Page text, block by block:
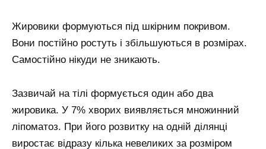
Жировики формуються під шкірним покривом.
Вони постійно ростуть і збільшуються в розмірах.
Самостійно нікуди не зникають.
Зазвичай на тілі формується один або два
жировика. У 7% хворих виявляється множинний
ліпоматоз. При його розвитку на одній ділянці
виростає відразу кілька невеликих за розміром